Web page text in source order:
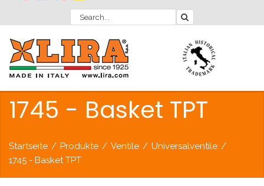
1745 - Basket TPT
Startseite / Produkte / Ventile / Universalventile /
1745 - Basket TPT